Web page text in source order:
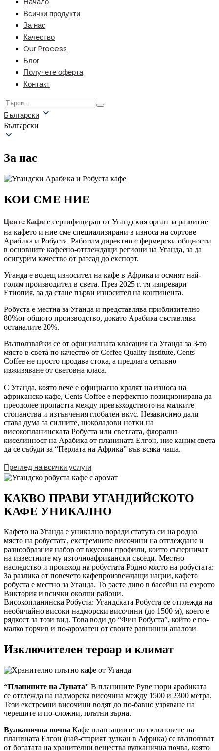
Всички продукти
За нас
Качество
Our Process
Блог
Получете оферта
Контакт
Български
Български
За нас
КОИ СМЕ НИЕ
Центс Кафе е сертифициран от Угандския орган за развитие
на кафето и ние сме специализирани в износа на сортове
Арабика и Робуста. Работим директно с фермерски общности
в основните кафеено-отглеждащи региони на Уганда, за да
осигурим качество от разсад до експорт.
Уганда е водещ износител на кафе в Африка и осмият най-
голям производител в света. През 2025 г. тя изпревари
Етиопия, за да стане първи износител на континента.
Робуста е местна за Уганда и представлява приблизително
80%от общото производство, докато Арабика съставлява
останалите 20%.
Възползвайки се от официалната класация на Уганда за 3-то
място в света по качество от Coffee Quality Institute, Cents
Coffee не просто продава стока, а предлага сетивно
изживяване от световна класа.
С Уганда, която вече е официално кралят на износа на
африканско кафе, Cents Coffee е перфектно позиционирана да
преодолее пропастта между превъзходството на малките
стопанства и изтънчения глобален вкус. Независимо дали
става дума за силните, шоколадови нотки на
високопланинската Робуста или светлата, флорална
киселинност на Арабика от планината Елгон, ние каним света
да се събуди за “Перлата на Африка” във всяка чаша.
Преглед на всички услуги
КАКВО ПРАВИ УГАНДИЙСКОТО
КАФЕ УНИКАЛНО
Кафето на Уганда е уникално поради статута си на родно
място на робустата, екстремните височини на отглеждане и
разнообразния набор от вкусови профили, които съперничат
на известните му източноафрикански съседи. Местно
наследство и произход на робустата Родно място на робустата:
За разлика от повечето кафепроизвеждащи нации, кафето
робуста е местно за Уганда. То расте диво в басейна на езерото
Виктория и всички околни райони.
Високопланинска Робуста: Угандската Робуста се отглежда на
необичайно високи надморски височини (до 1500 м), което е
рядкост за този вид. Това води до “Фин Робуста”, който е по-
малко горчив и по-ароматен от своите равнинни аналози.
Изключителен тероар и климат
“Планините на Луната” В планините Рувензори арабиката
се отглежда на надморска височина между 1500 и 2300 метра.
Тези екстремни височини водят до по-бавно узряване на
черешите и по-сложни, плътни зърна.
Вулканична почва Кафе плантациите по склоновете на
планината Елгон (най-старият вулкан в Африка) се възползват
от богатата на хранителни вещества вулканична почва, която